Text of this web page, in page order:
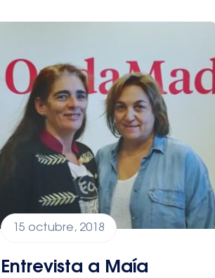
15 octubre, 2018
Entrevista a Maía